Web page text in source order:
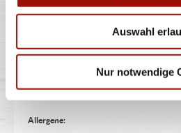
Auswahl
Nur notwendige
Angabe 15 - unter Schutzatmosphäre
Säuerungsmitteln 20 - mit Taurin 21 -
- mit Sauerstoff, unter Hochdruck,
mit Verdickunsmittel
Allergene: